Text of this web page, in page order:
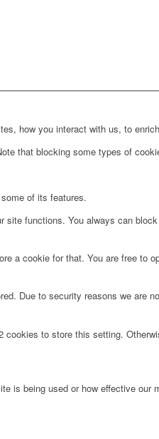
how you interact with us, to
that blocking some types of
of its features.
functions. You always can
a cookie for that. You are free to
Due to security reasons we are
to store this setting.
is being used or how effective